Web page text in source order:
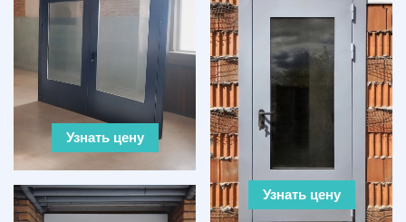
Узнать цену
Узнать цену